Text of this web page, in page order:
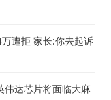
遭拒 家长:你去起诉
伟达芯片将面临大麻